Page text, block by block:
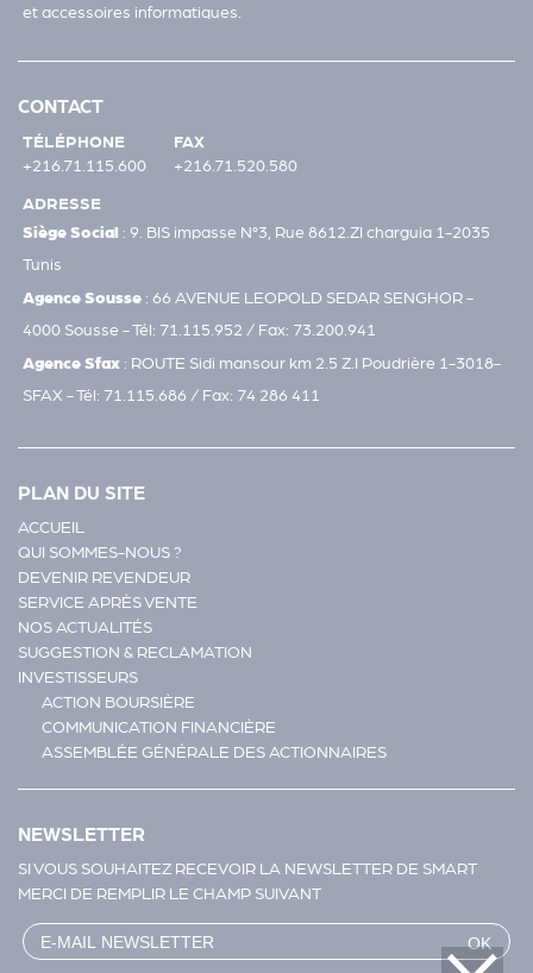
et accessoires informatiques.
CONTACT
TÉLÉPHONE
+216.71.115.600
FAX
+216.71.520.580
ADRESSE
Siège Social : 9. BIS impasse N°3, Rue 8612.ZI charguia 1-2035
Tunis
Agence Sousse : 66 AVENUE LEOPOLD SEDAR SENGHOR -
4000 Sousse - Tél: 71.115.952 / Fax: 73.200.941
Agence Sfax : ROUTE Sidi mansour km 2.5 Z.I Poudrière 1-3018-
SFAX - Tél: 71.115.686 / Fax: 74 286 411
PLAN DU SITE
ACCUEIL
QUI SOMMES-NOUS ?
DEVENIR REVENDEUR
SERVICE APRÈS VENTE
NOS ACTUALITÉS
SUGGESTION & RECLAMATION
INVESTISSEURS
ACTION BOURSIÈRE
COMMUNICATION FINANCIÈRE
ASSEMBLÉE GÉNÉRALE DES ACTIONNAIRES
NEWSLETTER
SI VOUS SOUHAITEZ RECEVOIR LA NEWSLETTER DE SMART
MERCI DE REMPLIR LE CHAMP SUIVANT
OK